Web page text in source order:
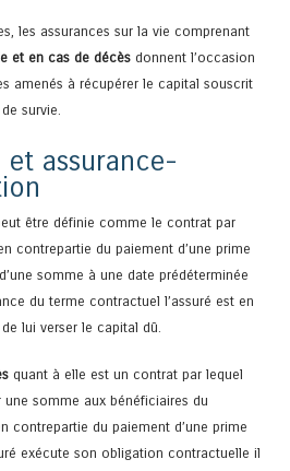
les assurances sur la vie comprenant
et en cas de décès donnent l’occasion
amenés à récupérer le capital souscrit
survie.
assurance-
être définie comme le contrat par
contrepartie du paiement d’une prime
somme à une date prédéterminée
du terme contractuel l’assuré est en
lui verser le capital dû.
quant à elle est un contrat par lequel
une somme aux bénéficiaires du
contrepartie du paiement d’une prime
exécute son obligation contractuelle il